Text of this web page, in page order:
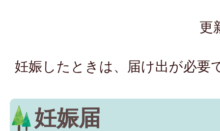
更
妊娠したときは、届け出が必要
妊娠届